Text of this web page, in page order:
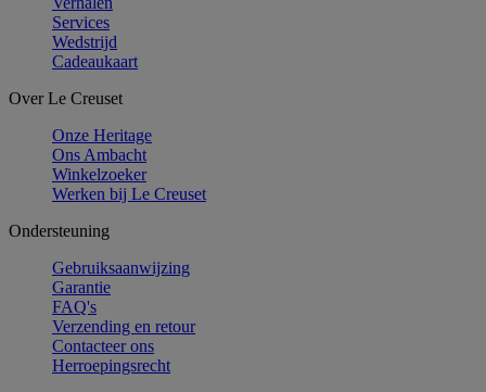
Services
Wedstrijd
Cadeaukaart
Over Le Creuset
Onze Heritage
Ons Ambacht
Winkelzoeker
Werken bij Le Creuset
Ondersteuning
Gebruiksaanwijzing
Garantie
FAQ's
Verzending en retour
Contacteer ons
Herroepingsrecht